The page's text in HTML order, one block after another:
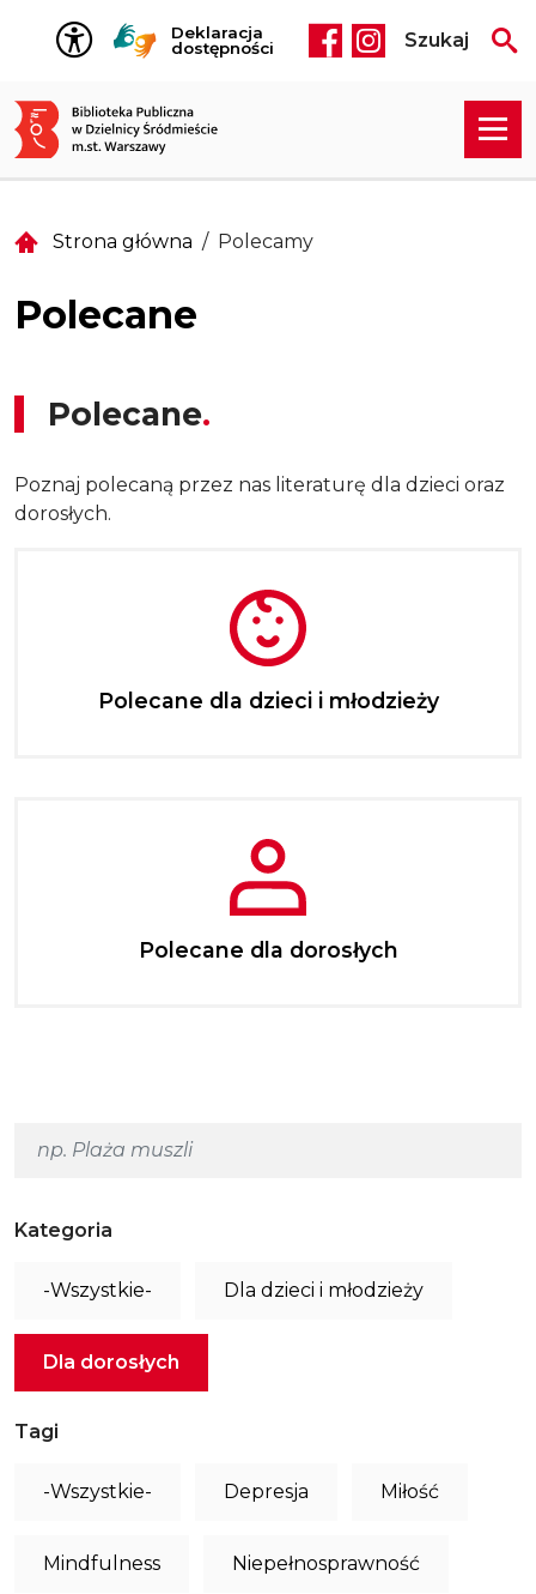
Przejdź do treści
Deklaracja
dostępności
Social media
Szukaj
Strona główna Polecamy
Polecane
Polecane
Poznaj polecaną przez nas literaturę dla dzieci oraz
dorosłych.
Polecane dla dzieci i młodzieży
Polecane dla dorosłych
Kategoria
-Wszystkie- Dla dzieci i młodzieży
Dla dorosłych
Tagi
-Wszystkie- Depresja Miłość
Mindfulness Niepełnosprawność